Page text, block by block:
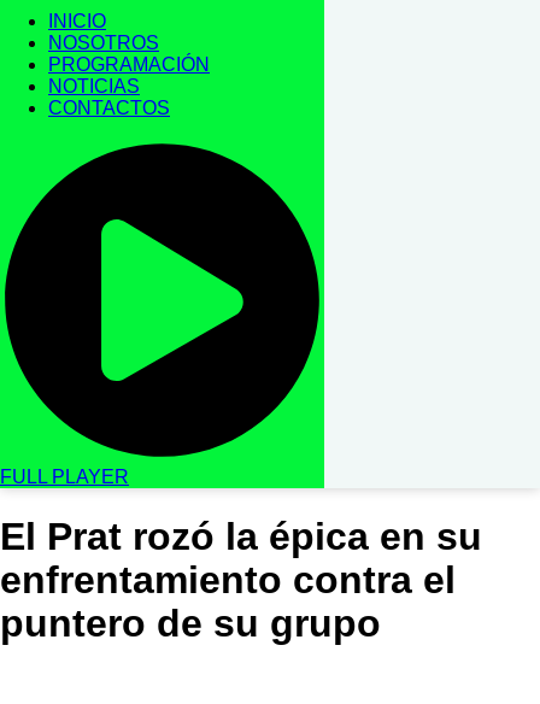
INICIO
NOSOTROS
PROGRAMACIÓN
NOTICIAS
CONTACTOS
FULL PLAYER
El Prat rozó la épica en su
enfrentamiento contra el
puntero de su grupo